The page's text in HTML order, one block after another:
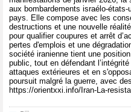
aux bombardements israélo-
pays. Elle compose avec les
destructions et une nouvelle
pour qualifier coupures et arrêt
pertes d'emplois et une
société iranienne tient une
public, tout en défendant
attaques extérieures et en
poursuit malgré la guerre, avec
https://orientxxi.info/Iran-La-